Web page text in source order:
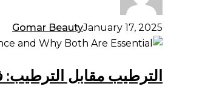
الجهاز
الليمفاوي:
تعزيز
السموم
وصحة
Gomar BeautyJanuary 17, 2025
الترطيب
الترطيب:
الترطيب مقابل الترطيب: